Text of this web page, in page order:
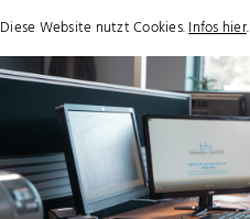
Diese Website nutzt Cookies.Infos hier.